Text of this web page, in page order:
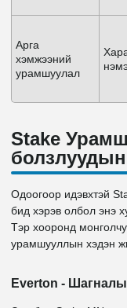
Арга
хэмжээний
урамшуулал
Stake
Одоогоор идэвхтэй
бид хэрэв олбол энэ
Тэр хооронд
урамшууллын хэдэн
Everton -